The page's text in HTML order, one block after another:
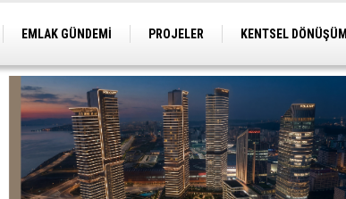
EMLAK GÜNDEMİ PROJELER KENTSEL DÖNÜŞÜM